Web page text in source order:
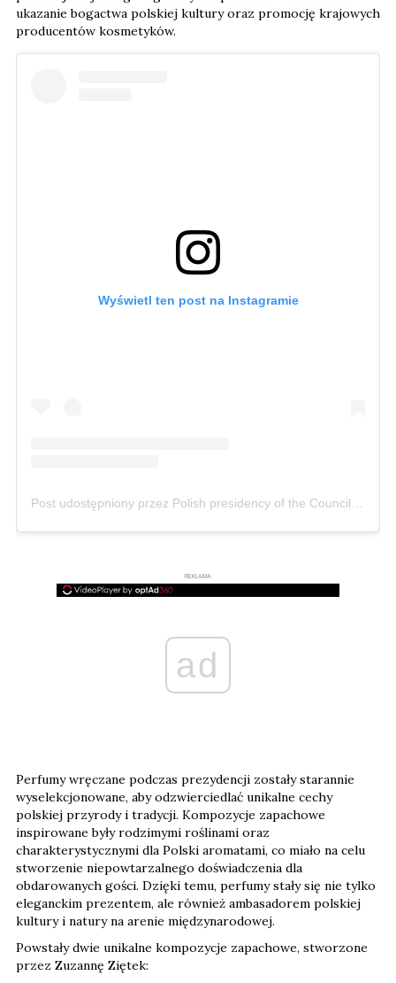
ukazanie bogactwa polskiej kultury oraz promocję krajowych
producentów kosmetyków.
Wyświetl ten post na Instagramie
Post udostępniony przez Polish presidency of the Council of the European Union (@poland25eu)
REKLAMA
ad
Perfumy wręczane podczas prezydencji zostały starannie
wyselekcjonowane, aby odzwierciedlać unikalne cechy
polskiej przyrody i tradycji. Kompozycje zapachowe
inspirowane były rodzimymi roślinami oraz
charakterystycznymi dla Polski aromatami, co miało na celu
stworzenie niepowtarzalnego doświadczenia dla
obdarowanych gości. Dzięki temu, perfumy stały się nie tylko
eleganckim prezentem, ale również ambasadorem polskiej
kultury i natury na arenie międzynarodowej.
Powstały dwie unikalne kompozycje zapachowe, stworzone
przez Zuzannę Ziętek: